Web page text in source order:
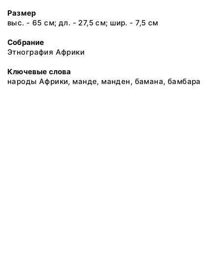
Размер
выс. - 65 см; дл. - 27,5 см; шир. - 7,5 см
Собрание
Этнография Африки
Ключевые слова
народы Африки, манде, манден, бамана, бамбара